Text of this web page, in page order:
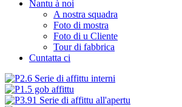
Nantu à noi
A nostra squadra
Foto di mostra
Foto di u Cliente
Tour di fabbrica
Cuntatta ci